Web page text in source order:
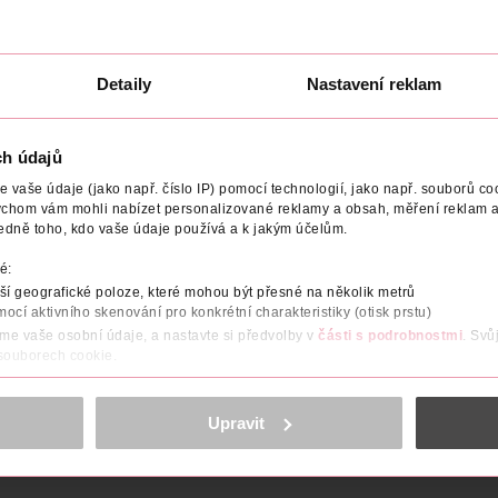
Detaily Nastavení reklam
údajů
vaše údaje (jako např. číslo IP) pomocí technologií, jako např. souborů
vám mohli nabízet personalizované reklamy a obsah, měření reklam
toho, kdo vaše údaje používá a k jakým účelům.
geografické poloze, které mohou být přesné na několik metrů
aktivního skenování pro konkrétní charakteristiky (otisk prstu)
vaše osobní údaje, a nastavte si předvolby v části s podrobnostmi.
cookie.
a reklam, funkcí sociálních médií, analýze návštěvnosti, které
osobních údajů.
<
Upravit
STUPEŇ ZABARVENÍ VYROBENO V VÝROBCE/
na vlasy L’Oréal Paris Casting Crème Gloss představuje
a patentovanému komplexu péče, který zabraňuje
28 umytí. Balení obsahuje vyživující kondicionér.